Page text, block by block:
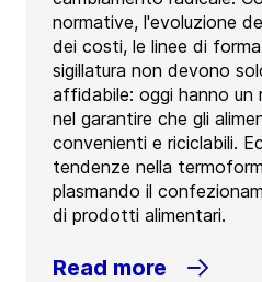
normative, l'evoluzione
dei costi, le linee di
sigillatura non devono
affidabile: oggi hanno un
nel garantire che gli
convenienti e riciclabili.
tendenze nella
plasmando il
di prodotti alimentari.
Read more